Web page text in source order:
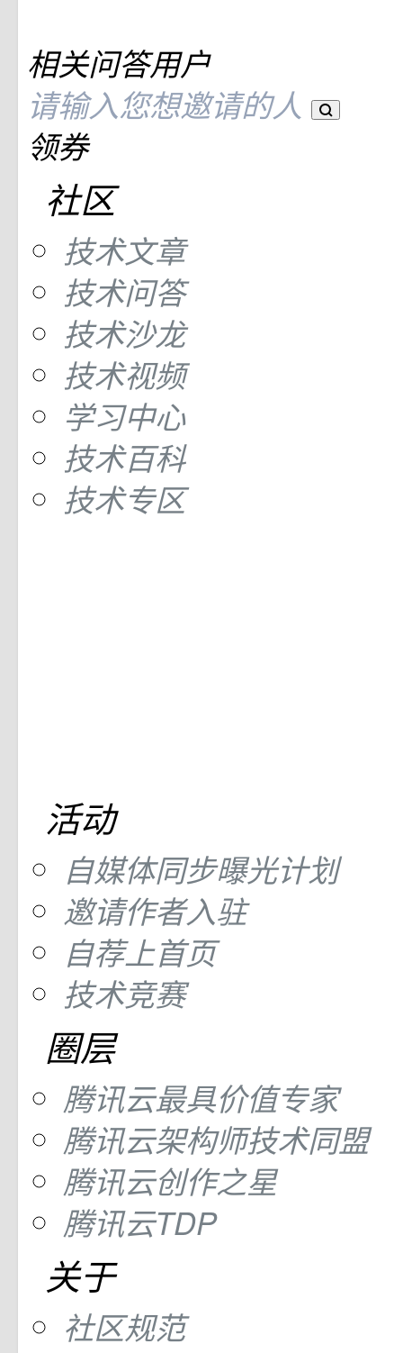
相关问答用户
请输入您想邀请的人
领券
社区
技术文章
技术问答
技术沙龙
技术视频
学习中心
技术百科
技术专区
活动
自媒体同步曝光计划
邀请作者入驻
自荐上首页
技术竞赛
圈层
腾讯云最具价值专家
腾讯云架构师技术同盟
腾讯云创作之星
腾讯云TDP
关于
社区规范